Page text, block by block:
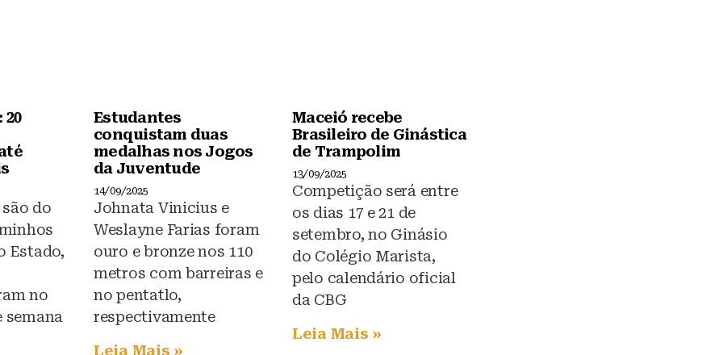
do
Estado,
no
Estudantes
conquistam duas
medalhas nos Jogos
da Juventude
14/09/2025
Johnata Vinicius e
Weslayne Farias foram
ouro e bronze nos 110
metros com barreiras e
no pentatlo,
respectivamente
Leia Mais »
Maceió recebe
Brasileiro de Ginástica
de Trampolim
13/09/2025
Competição será entre
os dias 17 e 21 de
setembro, no Ginásio
do Colégio Marista,
pelo calendário oficial
da CBG
Leia Mais »